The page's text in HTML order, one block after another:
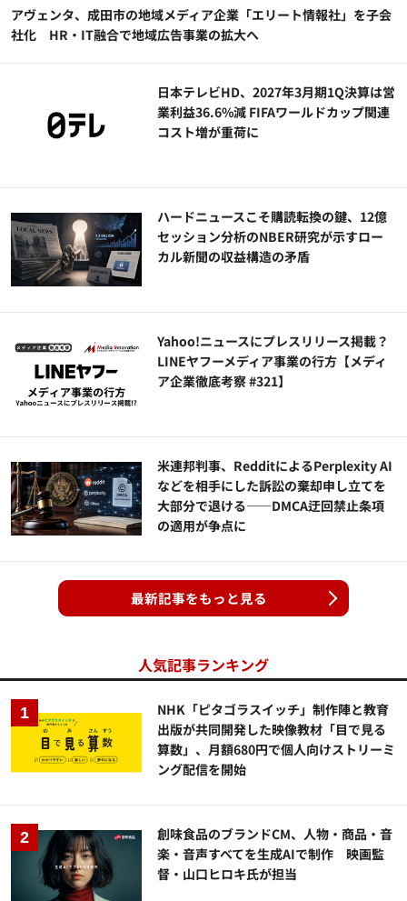
アヴェンタ、成田市の地域メディア企業「エリート情報社」を子会
社化 HR・IT融合で地域広告事業の拡大へ
日本テレビHD、2027年3月期1Q決算は営
業利益36.6%減 FIFAワールドカップ関連
コスト増が重荷に
ハードニュースこそ購読転換の鍵、12億
セッション分析のNBER研究が示すロー
カル新聞の収益構造の矛盾
Yahoo!ニュースにプレスリリース掲載？
LINEヤフーメディア事業の行方【メディ
ア企業徹底考察 #321】
米連邦判事、RedditによるPerplexity AI
などを相手にした訴訟の棄却申し立てを
大部分で退ける——DMCA迂回禁止条項
の適用が争点に
最新記事をもっと見る
人気記事ランキング
NHK「ピタゴラスイッチ」制作陣と教育
出版が共同開発した映像教材「目で見る
算数」、月額680円で個人向けストリーミ
ング配信を開始
創味食品のブランドCM、人物・商品・音
楽・音声すべてを生成AIで制作 映画監
督・山口ヒロキ氏が担当